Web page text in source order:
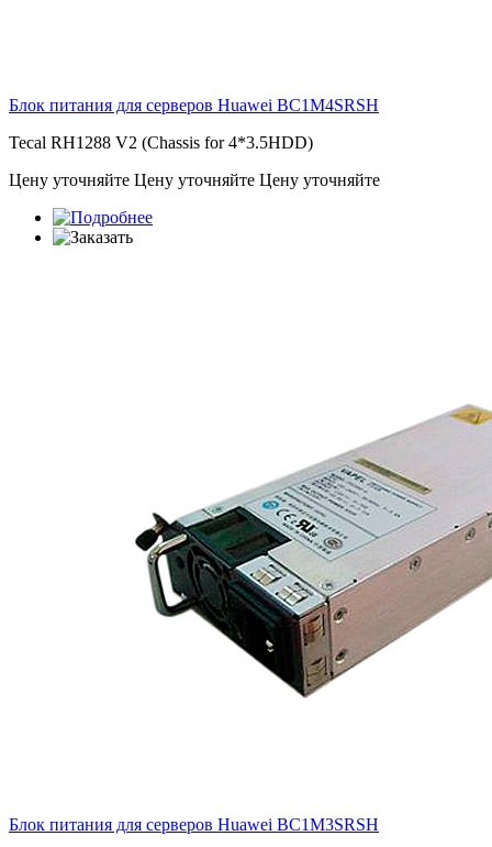
Блок питания для серверов Huawei BC1M4SRSH
Tecal RH1288 V2 (Chassis for 4*3.5HDD)
Цену уточняйте Цену уточняйте Цену уточняйте
Блок питания для серверов Huawei BC1M3SRSH